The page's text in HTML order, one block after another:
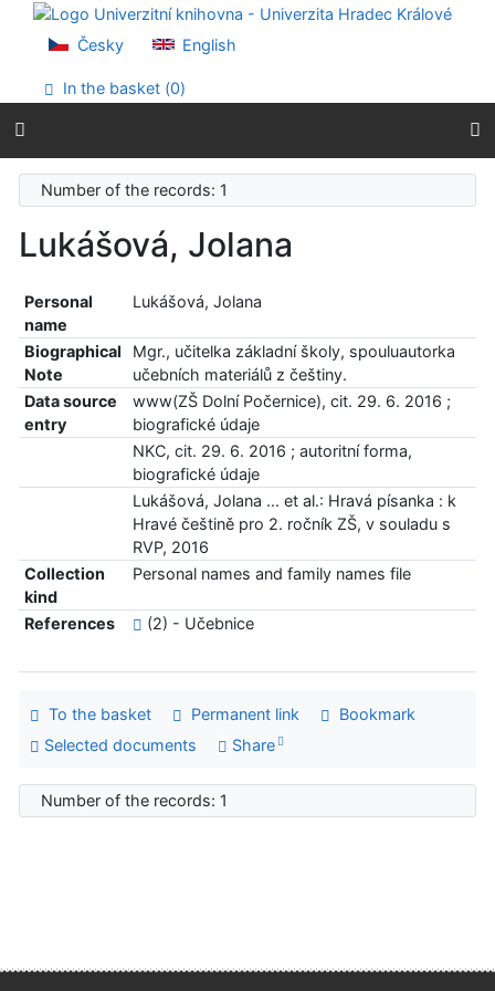
Go to content
Go to menu
Accessibility declaration
Česky English
In the basket (0)
Number of the records: 1
Lukášová, Jolana
Personal
name
Lukášová, Jolana
Biographical
Note
Mgr., učitelka základní školy, spouluautorka
učebních materiálů z češtiny.
Data source
entry
www(ZŠ Dolní Počernice), cit. 29. 6. 2016 ;
biografické údaje
NKC, cit. 29. 6. 2016 ; autoritní forma,
biografické údaje
Lukášová, Jolana ... et al.: Hravá písanka : k
Hravé češtině pro 2. ročník ZŠ, v souladu s
RVP, 2016
Collection
kind
Personal names and family names file
References (2) - Učebnice
To the basket Permanent link
Bookmark
Selected documents
Share
Number of the records: 1